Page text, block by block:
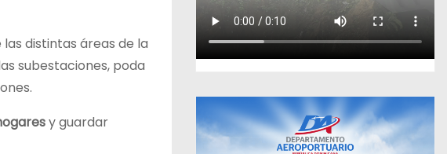
distintas áreas de la
subestaciones, poda
y guardar